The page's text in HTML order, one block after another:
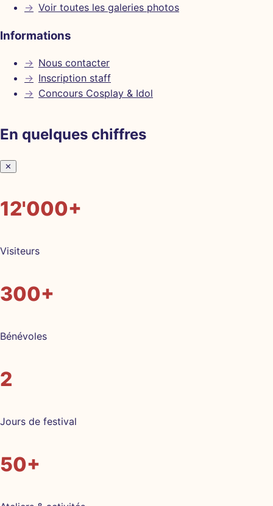
→ Voir toutes les galeries photos
Informations
→ Nous contacter
→ Inscription staff
→ Concours Cosplay & Idol
En quelques chiffres
✕
12'000+
Visiteurs
300+
Bénévoles
2
Jours de festival
50+